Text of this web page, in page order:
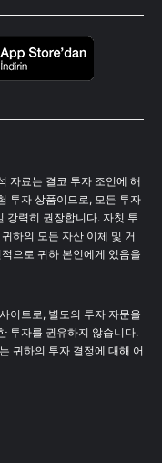
자료는 결코 투자 조언에 해
투자 상품이므로, 모든 투자
강력히 권장합니다. 자칫 투
하의 모든 자산 이체 및 거
으로 귀하 본인에게 있음을
이트로, 별도의 투자 자문을
투자를 권유하지 않습니다.
귀하의 투자 결정에 대해 어